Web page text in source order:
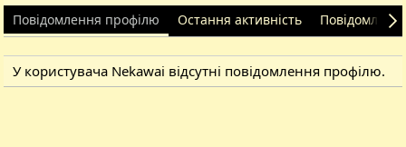
Повідомлення профілю Остання активність
У користувача Nekawai відсутні повідомлення профілю.